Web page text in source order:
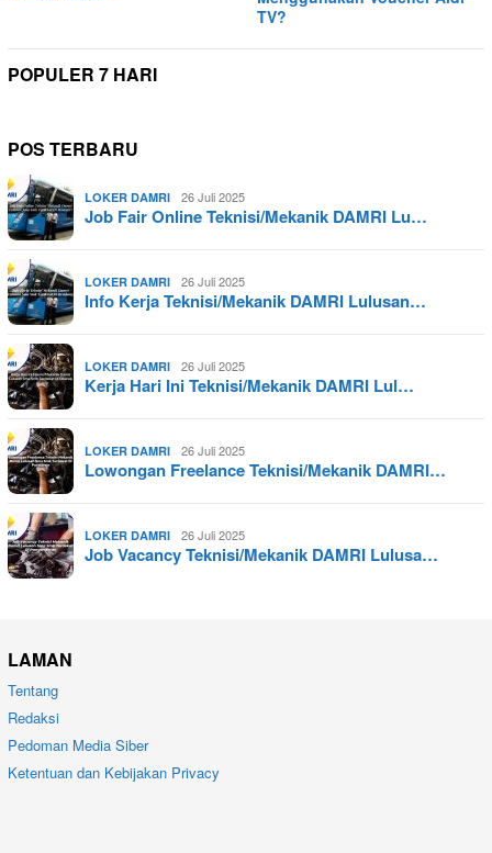
TV?
POPULER 7 HARI
POS TERBARU
LOKER DAMRI 26 Juli 2025
Job Fair Online Teknisi/Mekanik DAMRI Lu…
LOKER DAMRI 26 Juli 2025
Info Kerja Teknisi/Mekanik DAMRI Lulusan…
LOKER DAMRI 26 Juli 2025
Kerja Hari Ini Teknisi/Mekanik DAMRI Lul…
LOKER DAMRI 26 Juli 2025
Lowongan Freelance Teknisi/Mekanik DAMRI…
LOKER DAMRI 26 Juli 2025
Job Vacancy Teknisi/Mekanik DAMRI Lulusa…
LAMAN
Tentang
Redaksi
Pedoman Media Siber
Ketentuan dan Kebijakan Privacy